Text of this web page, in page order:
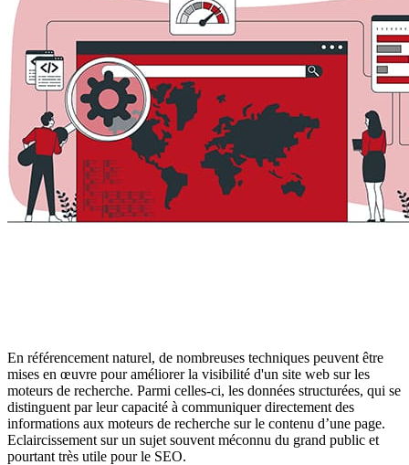
En référencement naturel, de nombreuses techniques peuvent être
mises en œuvre pour améliorer la visibilité d'un site web sur les
moteurs de recherche. Parmi celles-ci, les données structurées, qui se
distinguent par leur capacité à communiquer directement des
informations aux moteurs de recherche sur le contenu d’une page.
Eclaircissement sur un sujet souvent méconnu du grand public et
pourtant très utile pour le SEO.